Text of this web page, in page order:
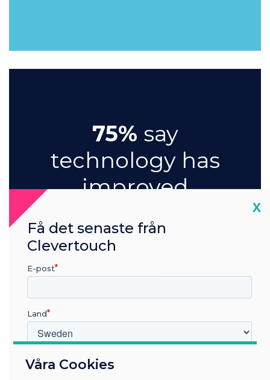
75% say
technology has
improved
engagement
participation
Våra Cookies
X
Få det senaste från
Clevertouch
E-post
Land
Vilken bransch arbetar du inom?